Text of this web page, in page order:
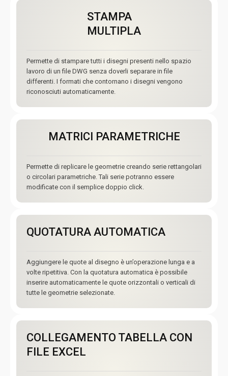
STAMPA
MULTIPLA
Permette di stampare tutti i disegni presenti nello spazio
lavoro di un file DWG senza doverli separare in file
differenti. I formati che contornano i disegni vengono
riconosciuti automaticamente.
MATRICI PARAMETRICHE
Permette di replicare le geometrie creando serie rettangolari
o circolari parametriche. Tali serie potranno essere
modificate con il semplice doppio click.
QUOTATURA AUTOMATICA
Aggiungere le quote al disegno è un’operazione lunga e a
volte ripetitiva. Con la quotatura automatica è possibile
inserire automaticamente le quote orizzontali o verticali di
tutte le geometrie selezionate.
COLLEGAMENTO TABELLA CON
FILE EXCEL